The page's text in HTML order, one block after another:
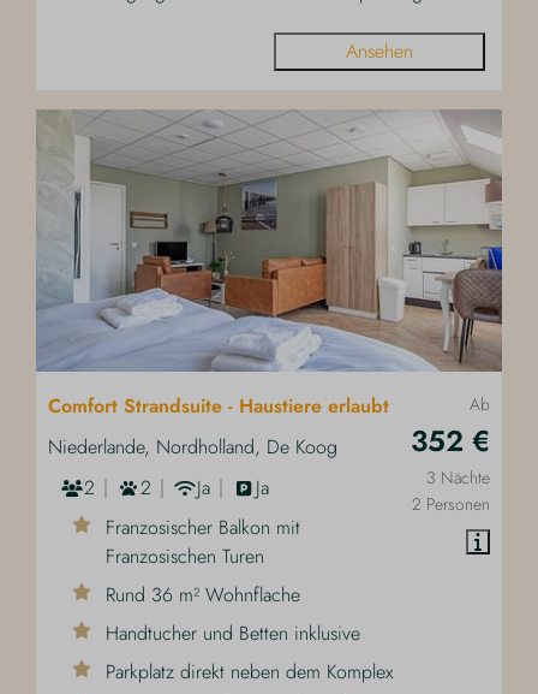
Ansehen
Ab
352 €
3 Nächte
2 Personen
Comfort Strandsuite - Haustiere erlaubt
Niederlande, Nordholland, De Koog
2
2 Ja
Ja
Franzosischer Balkon mit
Franzosischen Turen
Rund 36 m² Wohnflache
Handtucher und Betten inklusive
Parkplatz direkt neben dem Komplex